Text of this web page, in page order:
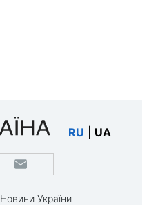
RU UA
Новини України